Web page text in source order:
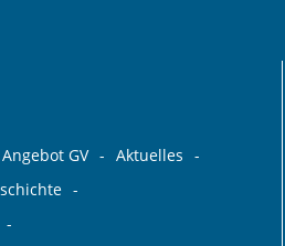
GV
Aktuelles